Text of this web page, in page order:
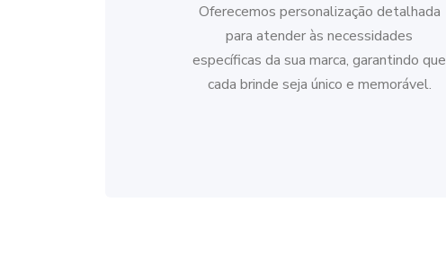
Oferecemos personalização detalhada
para atender às necessidades
específicas da sua marca, garantindo que
cada brinde seja único e memorável.